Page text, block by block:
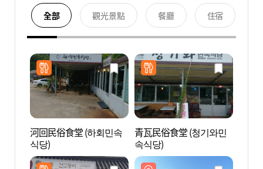
全部 觀光景點 餐廳 住宿
河回民俗食堂 (하회민속
식당)
青瓦民俗食堂 (청기와민
속식당)